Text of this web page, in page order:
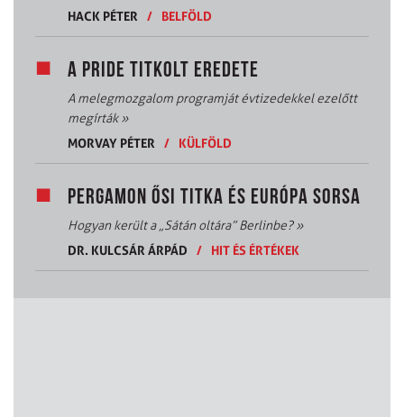
HACK PÉTER
/ BELFÖLD
A PRIDE TITKOLT EREDETE
A melegmozgalom programját évtizedekkel ezelőtt
megírták»
MORVAY PÉTER
/ KÜLFÖLD
PERGAMON ŐSI TITKA ÉS EURÓPA SORSA
Hogyan került a „Sátán oltára” Berlinbe?»
DR. KULCSÁR ÁRPÁD
/ HIT ÉS ÉRTÉKEK